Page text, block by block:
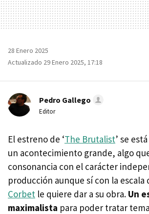
28 Enero 2025
Actualizado 29 Enero 2025, 17:18
Pedro Gallego
Editor
El estreno de ‘The Brutalist’ se
un acontecimiento grande, algo
consonancia con el carácter
producción aunque sí con la escala
Corbet le quiere dar a su obra. Un
maximalista para poder tratar